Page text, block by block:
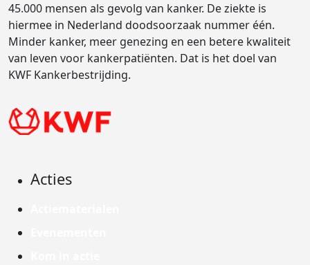
45.000 mensen als gevolg van kanker. De ziekte is
hiermee in Nederland doodsoorzaak nummer één.
Minder kanker, meer genezing en een betere kwaliteit
van leven voor kankerpatiënten. Dat is het doel van
KWF Kankerbestrijding.
Acties